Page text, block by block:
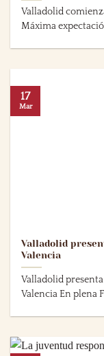
Valladolid
Máxima
Valladolid
Valencia
Valladolid presenta
Valencia En plena
17
Mar